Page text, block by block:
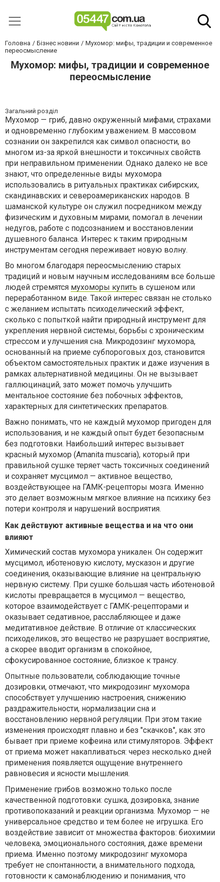
Головна Бізнес новини
Мухомор: мифы, традиции и современное
переосмысление
Мухомор: мифы, традиции и современное
переосмысление
Загальний розділ
Мухомор — гриб, давно окруженный мифами, страхами
и одновременно глубоким уважением. В массовом
сознании он закрепился как символ опасности, во
многом из-за яркой внешности и токсичных свойств
при неправильном применении. Однако далеко не все
знают, что определенные виды мухомора
использовались в ритуальных практиках сибирских,
скандинавских и североамериканских народов. В
шаманской культуре он служил посредником между
физическим и духовным мирами, помогал в лечении
недугов, работе с подсознанием и восстановлении
душевного баланса. Интерес к таким природным
инструментам сегодня переживает новую волну.
Во многом благодаря переосмыслению старых
традиций и новым научным исследованиям все больше
людей стремятся мухоморы купить в сушеном или
переработанном виде. Такой интерес связан не столько
с желанием испытать психоделический эффект,
сколько с попыткой найти природный инструмент для
укрепления нервной системы, борьбы с хроническим
стрессом и улучшения сна. Микродозинг мухомора,
основанный на приеме субпороговых доз, становится
объектом самостоятельных практик и даже изучения в
рамках альтернативной медицины. Он не вызывает
галлюцинаций, зато может помочь улучшить
ментальное состояние без побочных эффектов,
характерных для синтетических препаратов.
Важно понимать, что не каждый мухомор пригоден для
использования, и не каждый опыт будет безопасным
без подготовки. Наибольший интерес вызывает
красный мухомор (Amanita muscaria), который при
правильной сушке теряет часть токсичных соединений
и сохраняет мусцимол — активное вещество,
воздействующее на ГАМК-рецепторы мозга. Именно
это делает возможным мягкое влияние на психику без
потери контроля и нарушений восприятия.
Как действуют активные вещества и на что они
влияют
Химический состав мухомора уникален. Он содержит
мусцимол, иботеновую кислоту, мусказон и другие
соединения, оказывающие влияние на центральную
нервную систему. При сушке большая часть иботеновой
кислоты превращается в мусцимол — вещество,
которое взаимодействует с ГАМК-рецепторами и
оказывает седативное, расслабляющее и даже
медитативное действие. В отличие от классических
психоделиков, это вещество не разрушает восприятие,
а скорее вводит организм в спокойное,
сфокусированное состояние, близкое к трансу.
Опытные пользователи, соблюдающие точные
дозировки, отмечают, что микродозинг мухомора
способствует улучшению настроения, снижению
раздражительности, нормализации сна и
восстановлению нервной регуляции. При этом такие
изменения происходят плавно и без "скачков", как это
бывает при приеме кофеина или стимуляторов. Эффект
от приема может накапливаться: через несколько дней
применения появляется ощущение внутреннего
равновесия и ясности мышления.
Применение грибов возможно только после
качественной подготовки: сушка, дозировка, знание
противопоказаний и реакции организма. Мухомор — не
универсальное средство и тем более не игрушка. Его
воздействие зависит от множества факторов: биохимии
человека, эмоционального состояния, даже времени
приема. Именно поэтому микродозинг мухомора
требует не спонтанности, а внимательного подхода,
готовности к самонаблюдению и понимания, что